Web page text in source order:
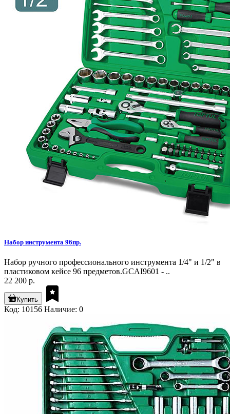
Набор инструмента 96пр.
Набор ручного профессионального инструмента 1/4" и 1/2" в
пластиковом кейсе 96 предметов.GCAI9601 - ..
22 200 р.
Купить
Код: 10156 Наличие: 0